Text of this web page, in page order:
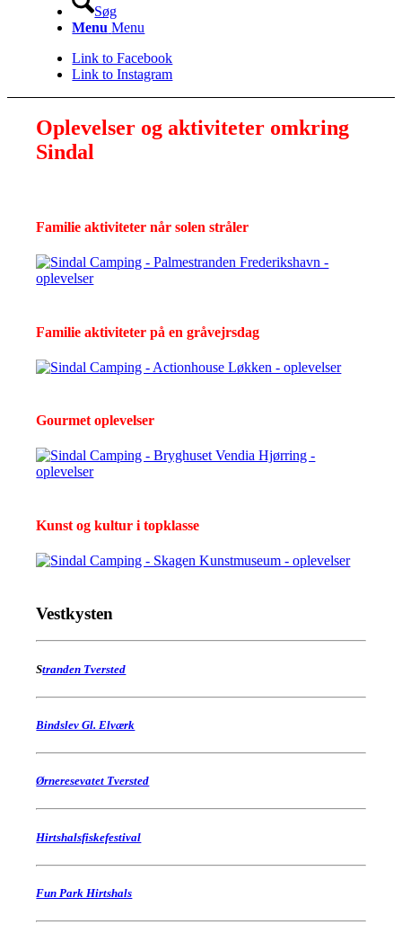
Søg
Menu Menu
Link to Facebook
Link to Instagram
Oplevelser og aktiviteter omkring
Sindal
Familie aktiviteter når solen stråler
Familie aktiviteter på en gråvejrsdag
Gourmet oplevelser
Kunst og kultur i topklasse
Vestkysten
Stranden Tversted
Bindslev Gl. Elværk
Ørneresevatet Tversted
Hirtshalsfiskefestival
Fun Park Hirtshals